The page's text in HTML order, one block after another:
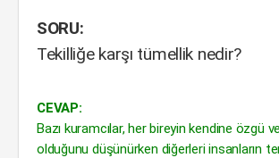
SORU:
Tekilliğe karşı tümellik nedir?
CEVAP:
Bazı kuramcılar, her bireyin kendine özgü
olduğunu düşünürken diğerleri insanların